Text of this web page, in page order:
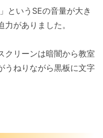
というSEの音量が大き
がありました。
クリーンは暗闇から教室
うねりながら黒板に文字